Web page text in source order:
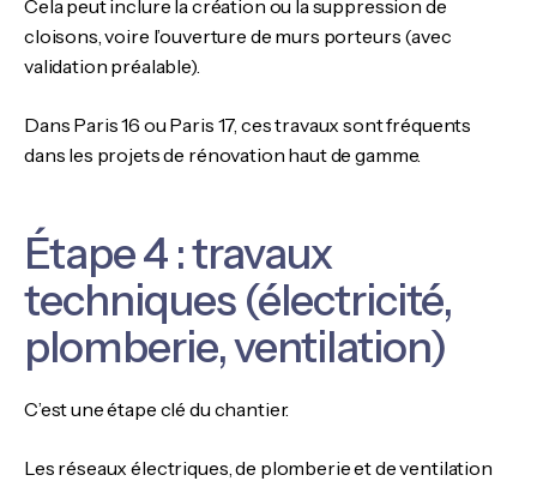
Cela peut inclure la création ou la suppression de
cloisons, voire l’ouverture de murs porteurs (avec
validation préalable).
Dans Paris 16 ou Paris 17, ces travaux sont fréquents
dans les projets de rénovation haut de gamme.
Étape 4 : travaux
techniques (électricité,
plomberie, ventilation)
C’est une étape clé du chantier.
Les réseaux électriques, de plomberie et de ventilation